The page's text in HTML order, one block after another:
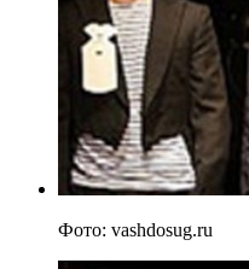
Фото: vashdosug.ru